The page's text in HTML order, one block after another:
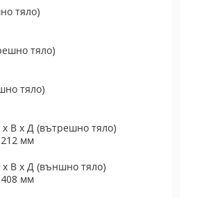
тяло)
тяло)
тяло)
В х Д (вътрешно тяло)
мм
В х Д (външно тяло)
мм